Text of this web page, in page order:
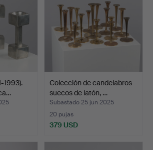
1993).
Colección de candelabros
suecos de latón, …
Subastado 25 jun 2025
20 pujas
379 USD